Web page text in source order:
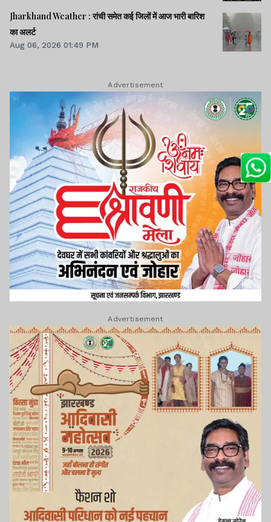
Jharkhand Weather : रांची समेत कई जिलों में आज भारी बारिश
का अलर्ट
Aug 06, 2026 01:49 PM
Advertisement
Advertisement